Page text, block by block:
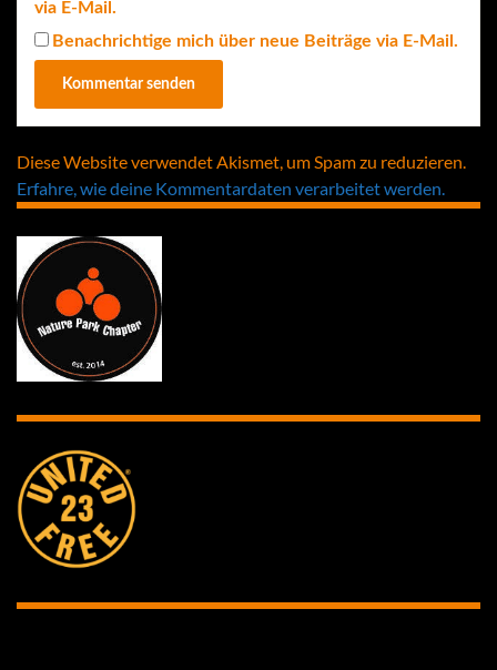
via E-Mail.
Benachrichtige mich über neue Beiträge via E-Mail.
Diese Website verwendet Akismet, um Spam zu reduzieren.
Erfahre, wie deine Kommentardaten verarbeitet werden.